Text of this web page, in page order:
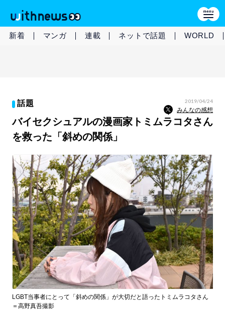
新着 マンガ 連載 ネットで話題 WORLD
話題 2019/04/24
みんなの感想
バイセクシュアルの漫画家トミムラコタさん
を救った「斜めの関係」
LGBT当事者にとって「斜めの関係」が大切だと語ったトミムラコタさん
＝高野真吾撮影